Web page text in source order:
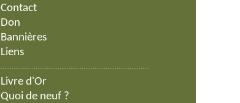
Contact
Don
Bannières
Liens
.................................................................................
Livre d'Or
Quoi de neuf ?